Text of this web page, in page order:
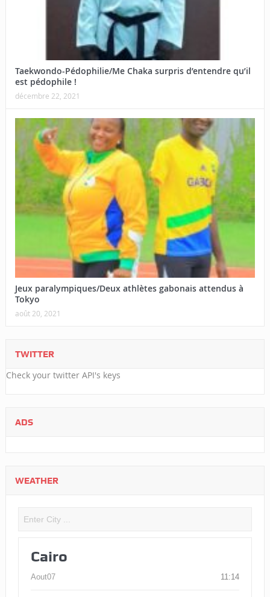
Taekwondo-Pédophilie/Me Chaka surpris d’entendre qu’il
est pédophile !
décembre 22, 2021
Jeux paralympiques/Deux athlètes gabonais attendus à
Tokyo
août 20, 2021
TWITTER
Check your twitter API's keys
ADS
WEATHER
Cairo
Aout07 11:14